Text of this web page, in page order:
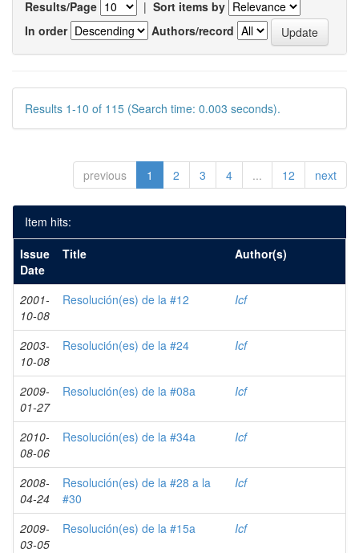
Results/Page | Sort items by
In order
Authors/record
Results 1-10 of 115 (Search time: 0.003 seconds).
previous 1 2 3 4 ... 12 next
Item hits:
Issue
Date
Title Author(s)
2001-
10-08
Resolución(es) de la #12 Icf
2003-
10-08
Resolución(es) de la #24 Icf
2009-
01-27
Resolución(es) de la #08a Icf
2010-
08-06
Resolución(es) de la #34a Icf
2008-
04-24
Resolución(es) de la #28 a la
#30
Icf
2009-
03-05
Resolución(es) de la #15a Icf